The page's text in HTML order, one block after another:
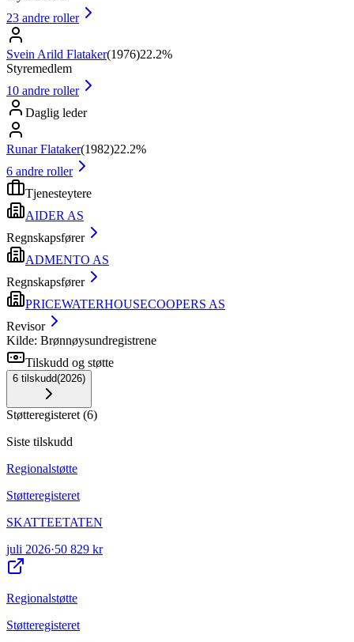
23 andre roller
Svein Arild Flataker(1976)22.2%
Styremedlem
10 andre roller
Daglig leder
Runar Flataker(1982)22.2%
6 andre roller
Tjenesteytere
AIDER AS
Regnskapsfører
ADMENTO AS
Regnskapsfører
PRICEWATERHOUSECOOPERS AS
Revisor
Kilde: Brønnøysundregistrene
Tilskudd og støtte
6 tilskudd(2026)
Støtteregisteret (6)
Siste tilskudd
Regionalstøtte
Støtteregisteret
SKATTEETATEN
juli 2026·50 829 kr
Regionalstøtte
Støtteregisteret